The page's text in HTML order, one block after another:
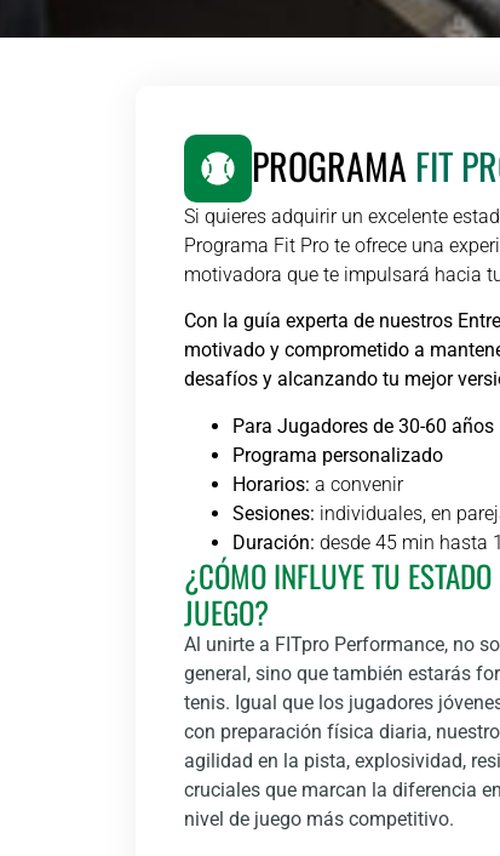
PROGRAMA FIT
Si quieres adquirir un excelente
Programa Fit Pro te ofrece una
motivadora que te impulsará hacia
Con la guía experta de nuestros
motivado y comprometido a
desafíos y alcanzando tu mejor
Para Jugadores de 30-60 años
Programa personalizado
Horarios: a convenir
Sesiones: individuales, en
Duración: desde 45 min hasta
¿CÓMO INFLUYE TU
JUEGO?
Al unirte a FITpro Performance, no
general, sino que también estarás
tenis. Igual que los jugadores
con preparación física diaria,
agilidad en la pista, explosividad,
cruciales que marcan la diferencia
nivel de juego más competitivo.